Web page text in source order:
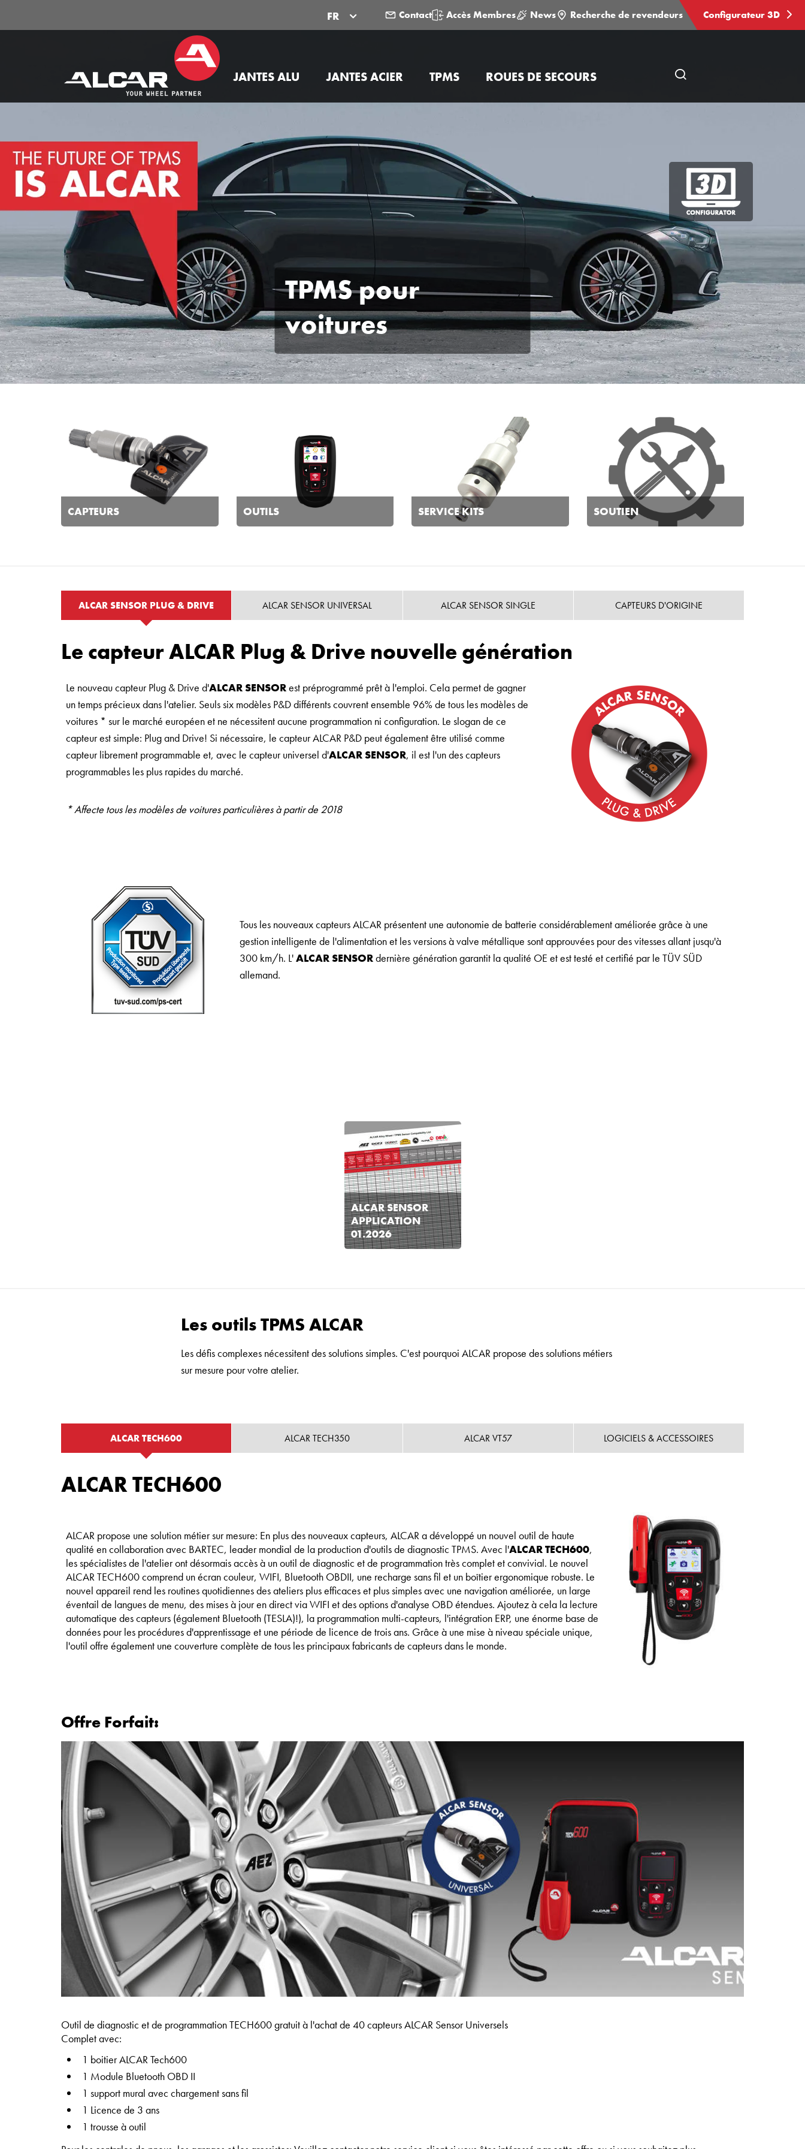
FR Contact Accès Membres News Recherche de revendeurs Configurateur 3D
JANTES ALU JANTES ACIER TPMS ROUES DE SECOURS
Configurateur
TPMS pour
voitures
CAPTEURS OUTILS SERVICE KITS SOUTIEN
ALCAR SENSOR PLUG & DRIVE ALCAR SENSOR UNIVERSAL ALCAR SENSOR SINGLE CAPTEURS D'ORIGINE
Le capteur ALCAR Plug & Drive nouvelle génération
Le nouveau capteur Plug & Drive d'ALCAR SENSORest préprogrammé prêt à l'emploi. Cela permet de gagner
un temps précieux dans l'atelier. Seuls six modèles P&D différents couvrent ensemble 96% de tous les modèles de
voitures * sur le marché européen et ne nécessitent aucune programmation ni configuration. Le slogan de ce
capteur est simple: Plug and Drive! Si nécessaire, le capteur ALCAR P&D peut également être utilisé comme
capteur librement programmable et, avec le capteur universel d'ALCAR SENSOR, il est l'un des capteurs
programmables les plus rapides du marché.
* Affecte tous les modèles de voitures particulières à partir de 2018
Tous les nouveaux capteurs ALCAR présentent une autonomie de batterie considérablement améliorée grâce à une
gestion intelligente de l'alimentation et les versions à valve métallique sont approuvées pour des vitesses allant jusqu'à
300 km/h. L'ALCAR SENSORdernière génération garantit la qualité OE et est testé et certifié par le TÜV SÜD
allemand.
ALCAR SENSOR
APPLICATION
01.2026
Les outils TPMS ALCAR
Les défis complexes nécessitent des solutions simples. C'est pourquoi ALCAR propose des solutions métiers
sur mesure pour votre atelier.
ALCAR TECH600 ALCAR TECH350 ALCAR VT57 LOGICIELS & ACCESSOIRES
ALCAR TECH600
ALCAR propose une solution métier sur mesure: En plus des nouveaux capteurs, ALCAR a développé un nouvel outil de haute
qualité en collaboration avec BARTEC, leader mondial de la production d'outils de diagnostic TPMS. Avec l'ALCAR TECH600,
les spécialistes de l'atelier ont désormais accès à un outil de diagnostic et de programmation très complet et convivial. Le nouvel
ALCAR TECH600 comprend un écran couleur, WIFI, Bluetooth OBDII, une recharge sans fil et un boîtier ergonomique robuste. Le
nouvel appareil rend les routines quotidiennes des ateliers plus efficaces et plus simples avec une navigation améliorée, un large
éventail de langues de menu, des mises à jour en direct via WIFI et des options d'analyse OBD étendues. Ajoutez à cela la lecture
automatique des capteurs (également Bluetooth (TESLA)!), la programmation multi-capteurs, l'intégration ERP, une énorme base de
données pour les procédures d'apprentissage et une période de licence de trois ans. Grâce à une mise à niveau spéciale unique,
l'outil offre également une couverture complète de tous les principaux fabricants de capteurs dans le monde.
Offre Forfait:
Outil de diagnostic et de programmation TECH600 gratuit à l'achat de 40 capteurs ALCAR Sensor Universels
Complet avec:
1 boitier ALCAR Tech600
1 Module Bluetooth OBD II
1 support mural avec chargement sans fil
1 Licence de 3 ans
1 trousse à outil